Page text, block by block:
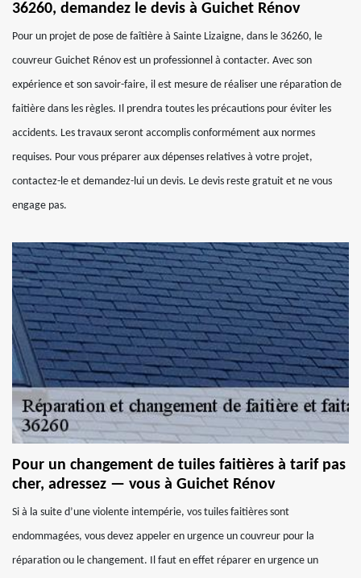
36260, demandez le devis à Guichet Rénov
Pour un projet de pose de faîtière à Sainte Lizaigne, dans le 36260, le
couvreur Guichet Rénov est un professionnel à contacter. Avec son
expérience et son savoir-faire, il est mesure de réaliser une réparation de
faitière dans les règles. Il prendra toutes les précautions pour éviter les
accidents. Les travaux seront accomplis conformément aux normes
requises. Pour vous préparer aux dépenses relatives à votre projet,
contactez-le et demandez-lui un devis. Le devis reste gratuit et ne vous
engage pas.
Pour un changement de tuiles faitières à tarif pas
cher, adressez — vous à Guichet Rénov
Si à la suite d’une violente intempérie, vos tuiles faitières sont
endommagées, vous devez appeler en urgence un couvreur pour la
réparation ou le changement. Il faut en effet réparer en urgence un